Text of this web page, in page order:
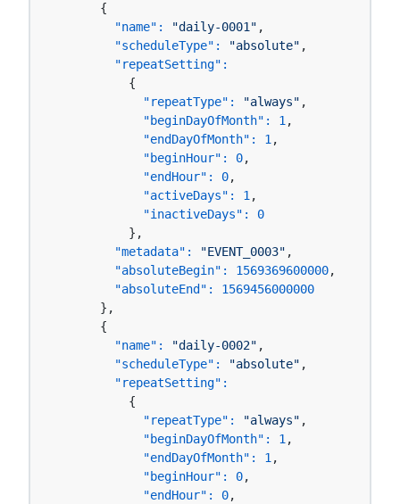
      {
"name":
"daily-0001" ,
"scheduleType":
"absolute" ,
"repeatSetting":
          {
"repeatType":
"always" ,
"beginDayOfMonth":
1 ,
"endDayOfMonth":
1 ,
"beginHour":
0,
"endHour":
0,
"activeDays":
1 ,
"inactiveDays":
0
          },
"metadata":
"EVENT_0003" ,
"absoluteBegin":
1569369600000,
"absoluteEnd":
1569456000000
      },
      {
"name":
"daily-0002" ,
"scheduleType":
"absolute" ,
"repeatSetting":
          {
"repeatType":
"always" ,
"beginDayOfMonth":
1 ,
"endDayOfMonth":
1 ,
"beginHour":
0,
"endHour":
0,